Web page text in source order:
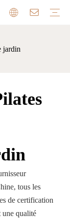
jardin
tous les
de certification
une qualité